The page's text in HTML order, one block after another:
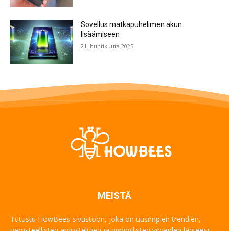
Sovellus matkapuhelimen akun
lisäämiseen
21. huhtikuuta 2025
MEISTÄ
Tutustu HowBees-sivustoon, joka on uusimpien trendien,